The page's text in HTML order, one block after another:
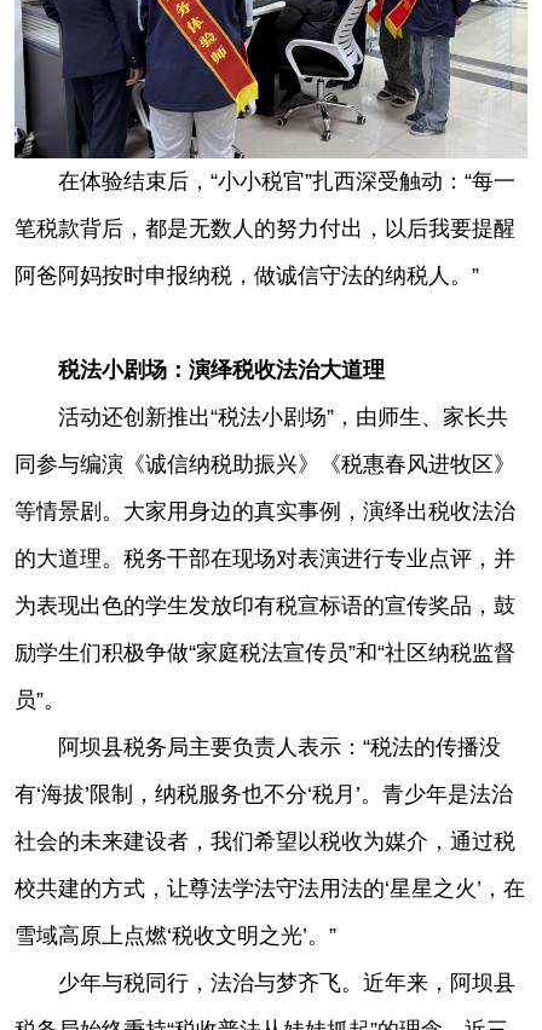
在体验结束后，“小小税官”扎西深受触动：“每一
笔税款背后，都是无数人的努力付出，以后我要提醒
阿爸阿妈按时申报纳税，做诚信守法的纳税人。”
税法小剧场：演绎税收法治大道理
活动还创新推出“税法小剧场”，由师生、家长共
同参与编演《诚信纳税助振兴》《税惠春风进牧区》
等情景剧。大家用身边的真实事例，演绎出税收法治
的大道理。税务干部在现场对表演进行专业点评，并
为表现出色的学生发放印有税宣标语的宣传奖品，鼓
励学生们积极争做“家庭税法宣传员”和“社区纳税监督
员”。
阿坝县税务局主要负责人表示：“税法的传播没
有‘海拔’限制，纳税服务也不分‘税月’。青少年是法治
社会的未来建设者，我们希望以税收为媒介，通过税
校共建的方式，让尊法学法守法用法的‘星星之火’，在
雪域高原上点燃‘税收文明之光’。”
少年与税同行，法治与梦齐飞。近年来，阿坝县